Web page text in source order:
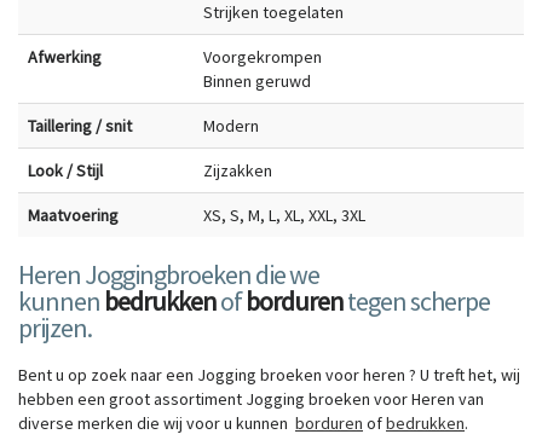
Strijken toegelaten
Afwerking
Voorgekrompen
Binnen geruwd
Taillering / snit Modern
Look / Stijl Zijzakken
Maatvoering XS, S, M, L, XL, XXL, 3XL
Heren Joggingbroeken die we
kunnen bedrukkenofbordurentegen scherpe
prijzen.
Bent u op zoek naar een Jogging broeken voor heren ? U treft het, wij
hebben een groot assortiment Jogging broeken voor Heren van
diverse merken die wij voor u kunnen borduren ofbedrukken.